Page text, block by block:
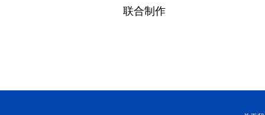
联合制作